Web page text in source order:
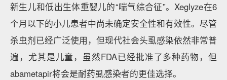
新生儿和低出生体重婴儿的“喘气综合征”。Xeglyze在6
个月以下的小儿患者中尚未确定安全性和有效性。尽管
杀虫剂已经广泛使用，但现代社会头虱感染依然非常普
遍，尤其是儿童，虽然FDA已经批准了多种药物，但
abametapir将会是耐药虱感染者的更佳选择。